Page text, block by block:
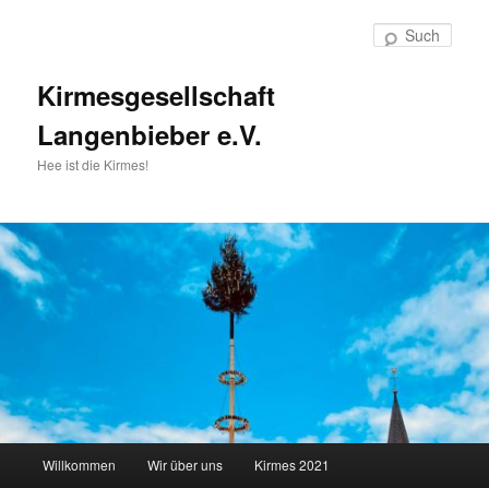
Kirmesgesellschaft
Langenbieber e.V.
Hee ist die Kirmes!
Willkommen Wir über uns Kirmes 2021